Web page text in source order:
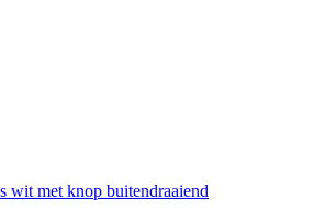
wit met knop buitendraaiend